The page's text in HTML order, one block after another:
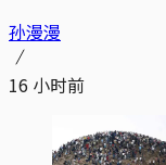
孙漫漫
16 小时前